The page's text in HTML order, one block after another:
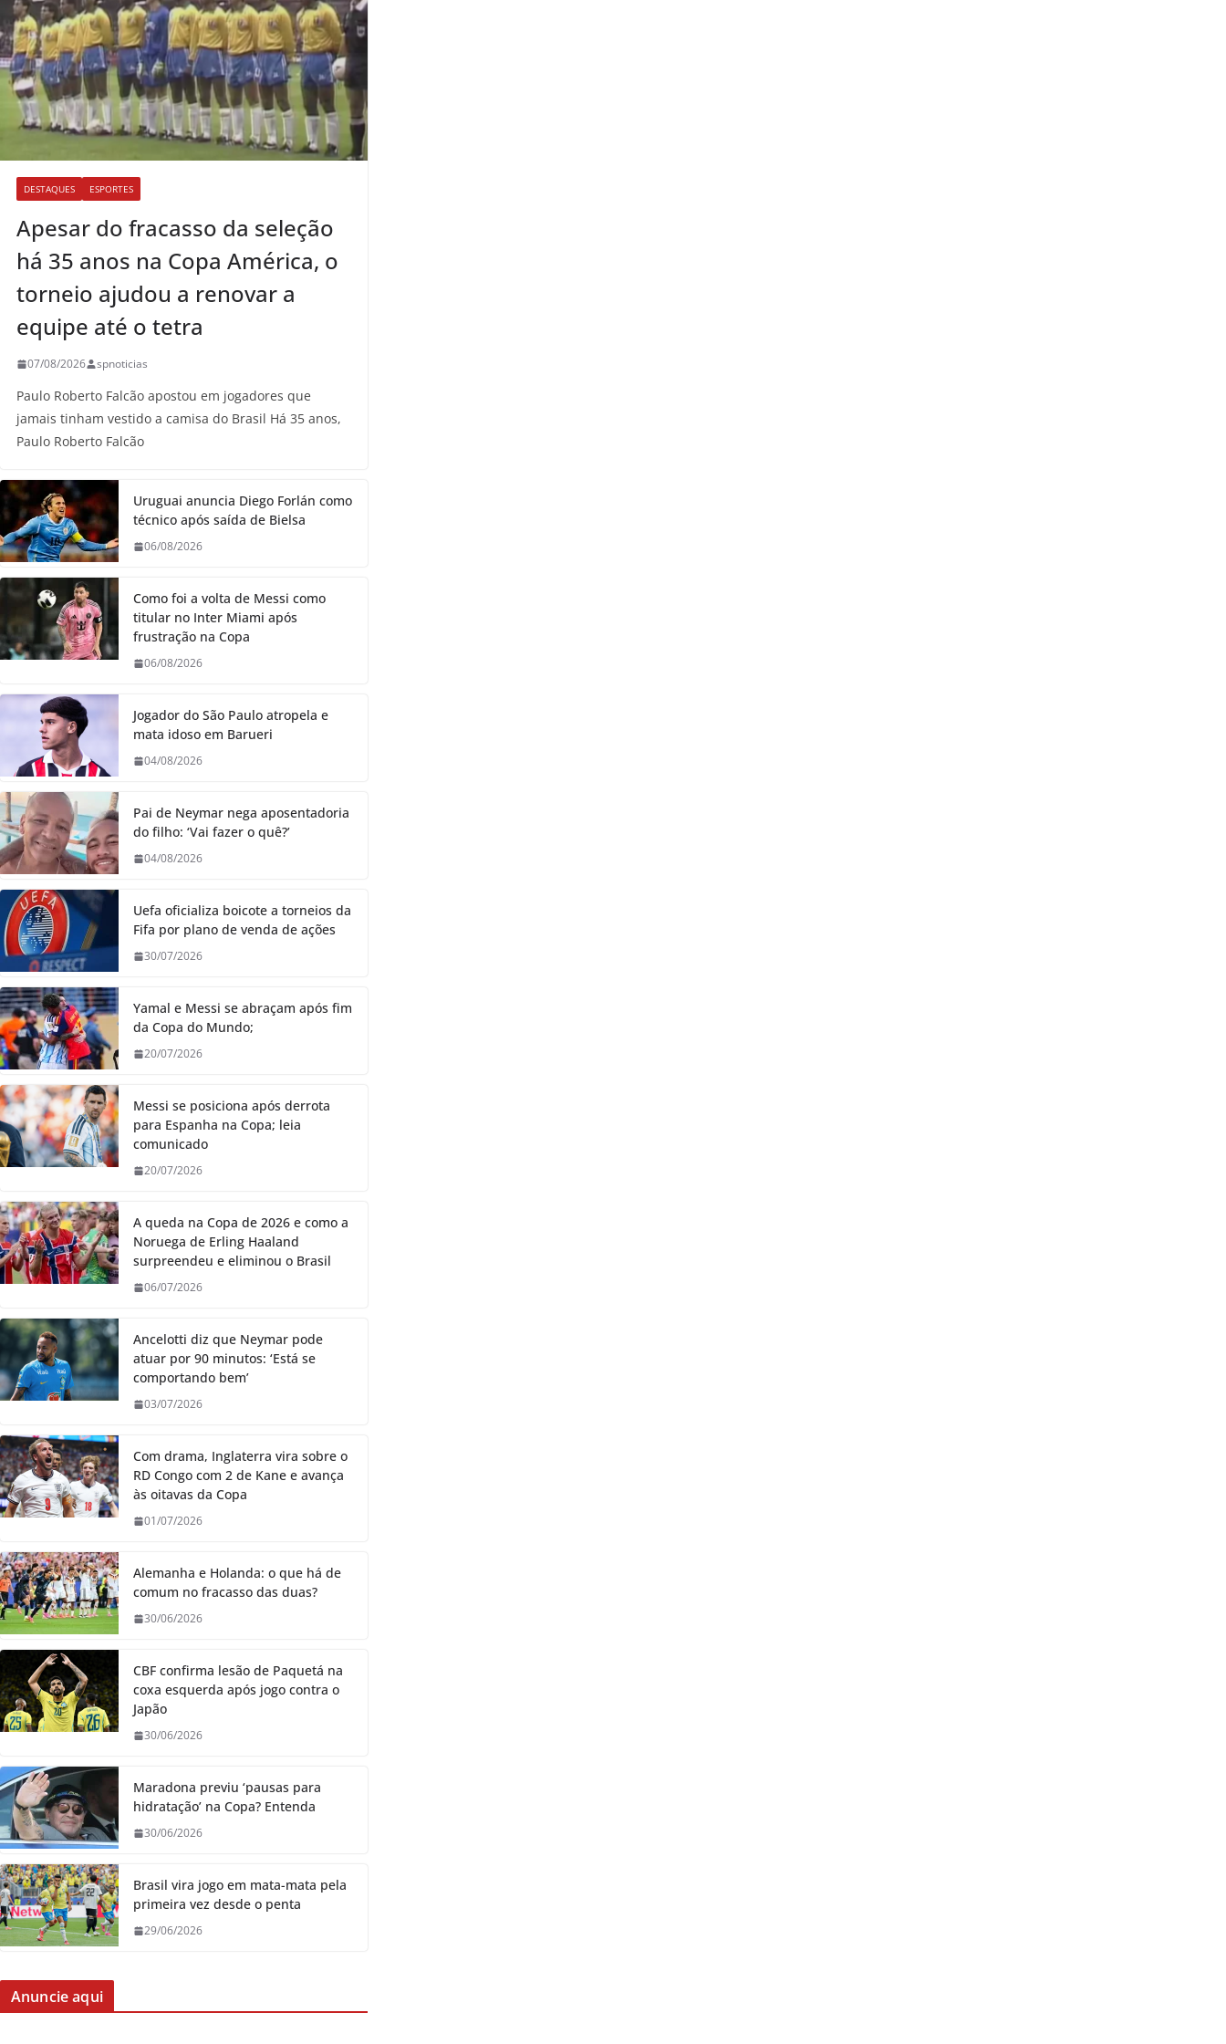
DESTAQUES ESPORTES
Apesar do fracasso da seleção
há 35 anos na Copa América, o
torneio ajudou a renovar a
equipe até o tetra
07/08/2026 spnoticias
Paulo Roberto Falcão apostou em jogadores que
jamais tinham vestido a camisa do Brasil Há 35 anos,
Paulo Roberto Falcão
Uruguai anuncia Diego Forlán como
técnico após saída de Bielsa
06/08/2026
Como foi a volta de Messi como
titular no Inter Miami após
frustração na Copa
06/08/2026
Jogador do São Paulo atropela e
mata idoso em Barueri
04/08/2026
Pai de Neymar nega aposentadoria
do filho: ‘Vai fazer o quê?’
04/08/2026
Uefa oficializa boicote a torneios da
Fifa por plano de venda de ações
30/07/2026
Yamal e Messi se abraçam após fim
da Copa do Mundo;
20/07/2026
Messi se posiciona após derrota
para Espanha na Copa; leia
comunicado
20/07/2026
A queda na Copa de 2026 e como a
Noruega de Erling Haaland
surpreendeu e eliminou o Brasil
06/07/2026
Ancelotti diz que Neymar pode
atuar por 90 minutos: ‘Está se
comportando bem’
03/07/2026
Com drama, Inglaterra vira sobre o
RD Congo com 2 de Kane e avança
às oitavas da Copa
01/07/2026
Alemanha e Holanda: o que há de
comum no fracasso das duas?
30/06/2026
CBF confirma lesão de Paquetá na
coxa esquerda após jogo contra o
Japão
30/06/2026
Maradona previu ‘pausas para
hidratação’ na Copa? Entenda
30/06/2026
Brasil vira jogo em mata-mata pela
primeira vez desde o penta
29/06/2026
Anuncie aqui